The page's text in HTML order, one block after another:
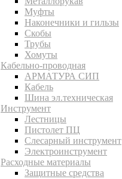
Муфты
Наконечники и гильзы
Скобы
Трубы
Хомуты
Кабельно-проводная
АРМАТУРА СИП
Кабель
Шина эл.техническая
Инструмент
Лестницы
Пистолет ПЦ
Слесарный инструмент
Электроинструмент
Расходные материалы
Защитные средства